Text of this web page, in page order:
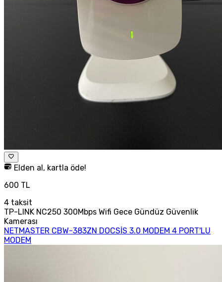
Elden al, kartla öde!
600 TL
4 taksit
TP-LINK NC250 300Mbps Wifi Gece Gündüz Güvenlik
Kamerası
NETMASTER CBW-383ZN DOCSİS 3.0 MODEM 4 PORT'LU
MODEM